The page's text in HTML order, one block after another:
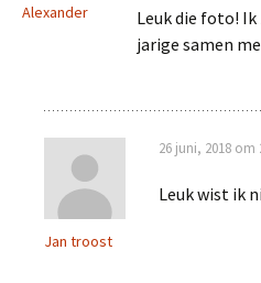
Alexander
Leuk die foto!
jarige samen
Jan troost
26 juni, 2018 om
Leuk wist ik